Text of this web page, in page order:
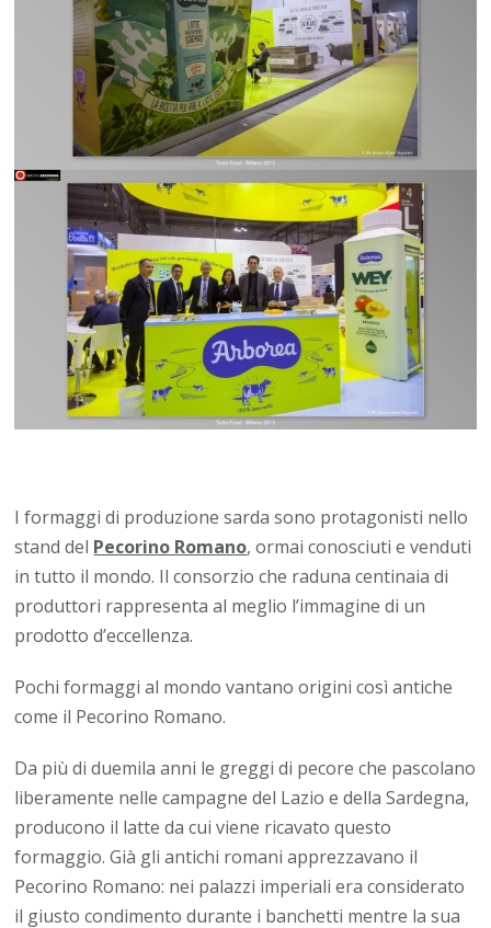
I formaggi di produzione sarda sono protagonisti nello
stand del Pecorino Romano, ormai conosciuti e venduti
in tutto il mondo. Il consorzio che raduna centinaia di
produttori rappresenta al meglio l’immagine di un
prodotto d’eccellenza.
Pochi formaggi al mondo vantano origini così antiche
come il Pecorino Romano.
Da più di duemila anni le greggi di pecore che pascolano
liberamente nelle campagne del Lazio e della Sardegna,
producono il latte da cui viene ricavato questo
formaggio. Già gli antichi romani apprezzavano il
Pecorino Romano: nei palazzi imperiali era considerato
il giusto condimento durante i banchetti mentre la sua